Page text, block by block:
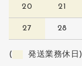
20 21
27 28
( 発送業務休日)